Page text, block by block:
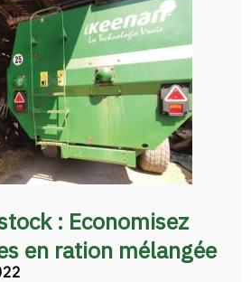
: Economisez
en ration mélangée